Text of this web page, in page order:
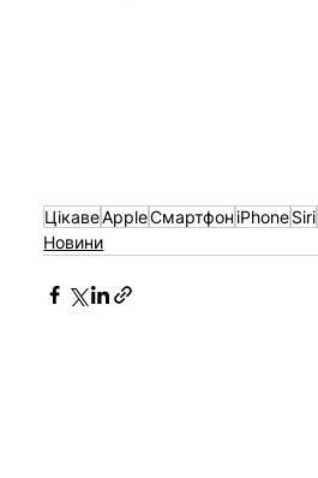
ЦікавеAppleСмартфон iPhoneSiri
Новини